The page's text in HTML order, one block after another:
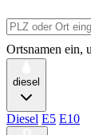
Ortsnamen ein,
diesel
Diesel E5 E10